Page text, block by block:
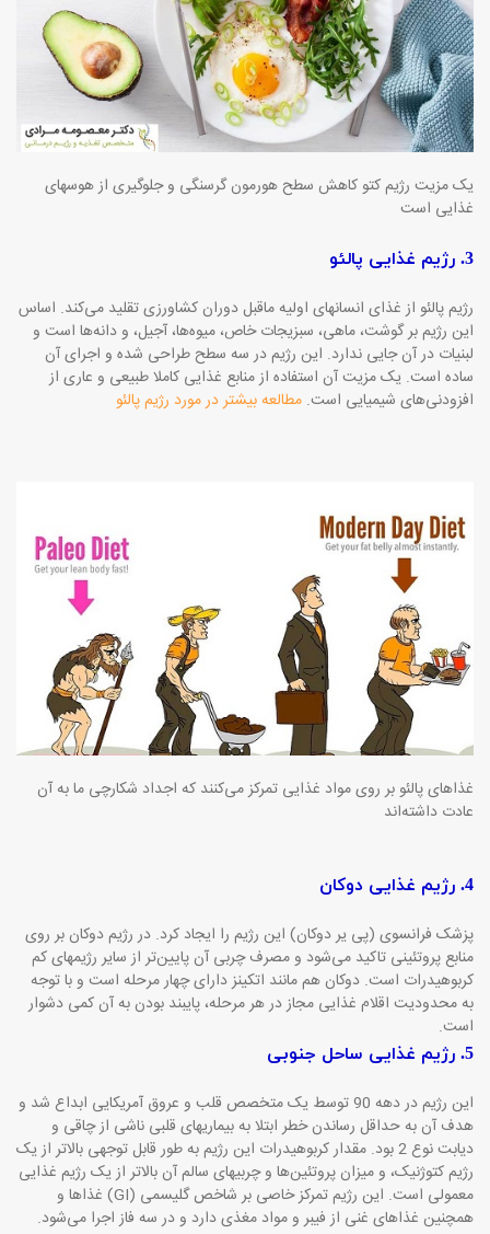
یک مزیت رژیم کتو کاهش سطح هورمون گرسنگی و جلوگیری از هوسهای
غذایی است
3. رژیم غذایی پالئو
رژیم پالئو از غذای انسانهای اولیه ما‌قبل دوران کشاورزی تقلید می‌کند. اساس
این رژیم بر گوشت، ماهی، سبزیجات خاص، میوه‌ها، آجیل، و دانه‌ها است و
لبنیات در آن جایی ندارد. این رژیم در سه سطح طراحی شده و اجرای آن
ساده است. یک مزیت آن استفاده از منابع غذایی کاملا طبیعی و عاری از
افزودنی‌های شیمیایی است. مطالعه بیشتر در مورد رژیم پالئو
غذاهای پالئو بر روی مواد غذایی تمرکز می‌کنند که اجداد شکارچی ما به آن
عادت داشته‌اند
4. رژیم غذایی دوکان
پزشک فرانسوی (پی یر دوکان) این رژیم را ایجاد کرد. در رژیم دوکان بر روی
منابع پروتئینی تاکید می‌شود و مصرف چربی آن پایین‌تر از سایر رژیمهای کم
کربوهیدرات است. دوکان هم مانند اتکینز دارای چهار مرحله است و با توجه
به محدودیت اقلام غذایی مجاز در هر مرحله، پایبند بودن به آن کمی دشوار
است.
5. رژیم غذایی ساحل جنوبی
این رژیم در دهه 90 توسط یک متخصص قلب و عروق آمریکایی ابداع شد و
هدف آن به حداقل رساندن خطر ابتلا به بیماریهای قلبی ناشی از چاقی و
دیابت نوع 2 بود. مقدار کربوهیدرات این رژیم به طور قابل توجهی بالاتر از یک
رژیم کتوژنیک، و میزان پروتئین‌ها و چربیهای سالم آن بالاتر از یک رژیم غذایی
معمولی است. این رژیم تمرکز خاصی بر شاخص گلیسمی (GI) غذاها و
همچنین غذاهای غنی از فیبر و مواد مغذی دارد و در سه فاز اجرا می‌شود.